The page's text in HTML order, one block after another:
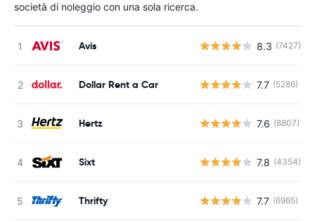
società di noleggio con una sola ricerca.
Avis 8.3 (7427)
Dollar Rent a Car 7.7 (5286)
Hertz 7.6 (8807)
Sixt 7.8 (4354)
Thrifty 7.7 (6965)